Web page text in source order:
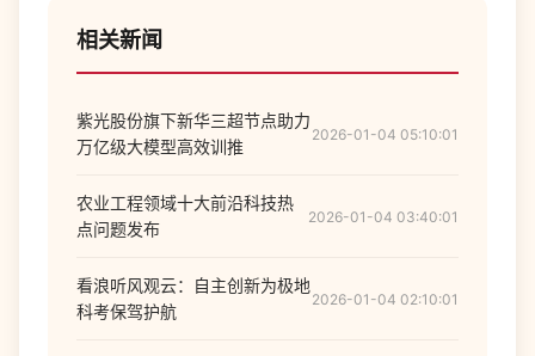
相关新闻
紫光股份旗下新华三超节点助力
万亿级大模型高效训推
2026-01-04 05:10:01
农业工程领域十大前沿科技热
点问题发布
2026-01-04 03:40:01
看浪听风观云：自主创新为极地
科考保驾护航
2026-01-04 02:10:01